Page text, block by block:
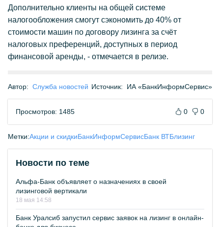
Дополнительно клиенты на общей системе
налогообложения смогут сэкономить до 40% от
стоимости машин по договору лизинга за счёт
налоговых преференций, доступных в период
финансовой аренды, - отмечается в релизе.
Автор: Служба новостей Источник: ИА «БанкИнформСервис»
Просмотров: 1485 0 0
Метки:Акции и скидкиБанкИнформСервисБанк ВТБлизинг
Новости по теме
Альфа-Банк объявляет о назначениях в своей
лизинговой вертикали
18 мая 14:58
Банк Уралсиб запустил сервис заявок на лизинг в онлайн-